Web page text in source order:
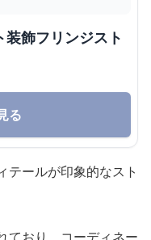
飾フリンジスト
る
テールが印象的なスト